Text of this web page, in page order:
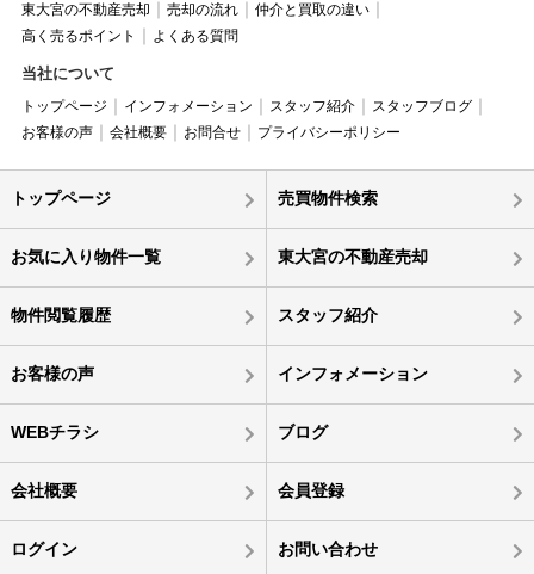
東大宮の不動産売却 売却の流れ
仲介と買取の違い
高く売るポイント
よくある質問
当社について
トップページ インフォメーション スタッフ紹介
スタッフブログ
お客様の声
会社概要 お問合せ プライバシーポリシー
トップページ 売買物件検索
お気に入り物件一覧 東大宮の不動産売却
物件閲覧履歴 スタッフ紹介
お客様の声 インフォメーション
WEBチラシ ブログ
会社概要 会員登録
ログイン お問い合わせ